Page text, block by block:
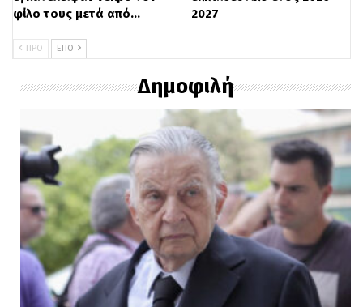
φίλο τους μετά από…
2027
ΠΡΟ ΕΠΌ
Δημοφιλή